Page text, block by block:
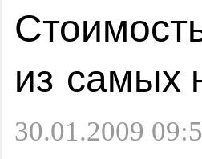
из самых
30.01.2009